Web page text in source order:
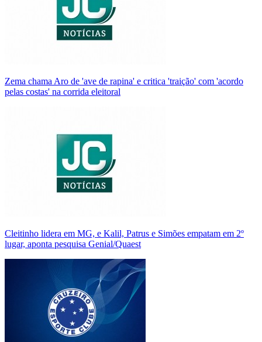
Zema chama Aro de 'ave de rapina' e critica 'traição' com 'acordo
pelas costas' na corrida eleitoral
Cleitinho lidera em MG, e Kalil, Patrus e Simões empatam em 2º
lugar, aponta pesquisa Genial/Quaest